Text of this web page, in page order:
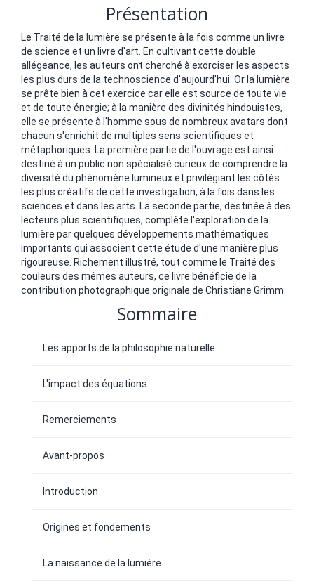
Présentation
Le Traité de la lumière se présente à la fois comme un livre
de science et un livre d'art. En cultivant cette double
allégeance, les auteurs ont cherché à exorciser les aspects
les plus durs de la technoscience d'aujourd'hui. Or la lumière
se prête bien à cet exercice car elle est source de toute vie
et de toute énergie; à la manière des divinités hindouistes,
elle se présente à l'homme sous de nombreux avatars dont
chacun s'enrichit de multiples sens scientifiques et
métaphoriques. La première partie de l'ouvrage est ainsi
destiné à un public non spécialisé curieux de comprendre la
diversité du phénomène lumineux et privilégiant les côtés
les plus créatifs de cette investigation, à la fois dans les
sciences et dans les arts. La seconde partie, destinée à des
lecteurs plus scientifiques, complète l'exploration de la
lumière par quelques développements mathématiques
importants qui associent cette étude d'une manière plus
rigoureuse. Richement illustré, tout comme le Traité des
couleurs des mêmes auteurs, ce livre bénéficie de la
contribution photographique originale de Christiane Grimm.
Sommaire
Les apports de la philosophie naturelle
L'impact des équations
Remerciements
Avant-propos
Introduction
Origines et fondements
La naissance de la lumière